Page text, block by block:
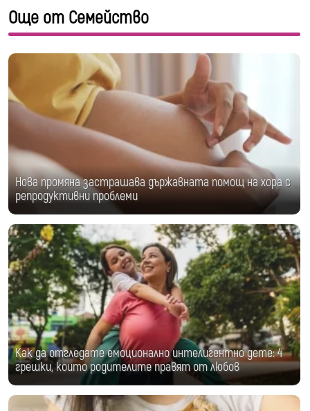
Още от Семейство
Нова промяна застрашава държавната помощ на хора с
репродуктивни проблеми
Как да отгледате емоционално интелигентно дете: 4
грешки, които родителите правят от любов